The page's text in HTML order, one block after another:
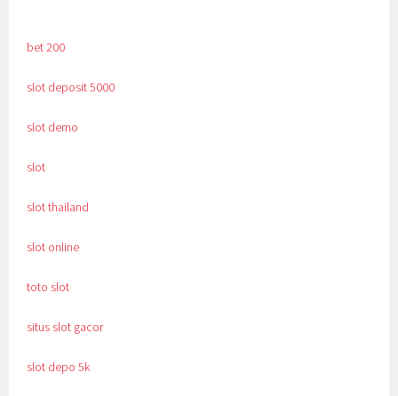
bet 200
slot deposit 5000
slot demo
slot
slot thailand
slot online
toto slot
situs slot gacor
slot depo 5k